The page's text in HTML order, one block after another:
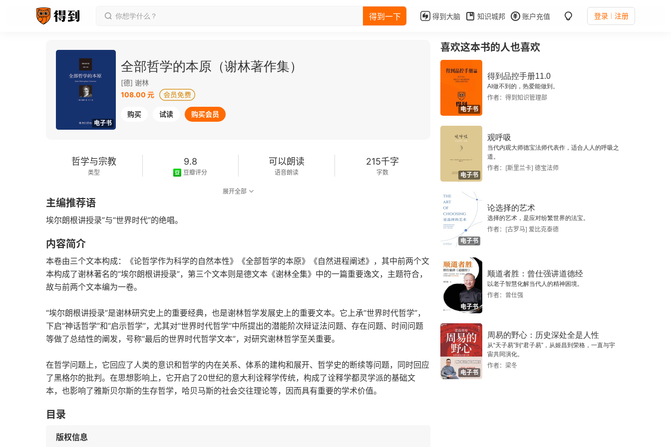
得到一下 得到大脑 知识城邦 账户充值 登录 注册
电子书
全部哲学的本原（谢林著作集）
[德] 谢林
108.00 元
购买 试读 购买会员
哲学与宗教
类型
9.8
豆瓣评分
可以朗读
语音朗读
215千字
字数
发行日期
展开全部
主编推荐语
埃尔朗根讲授录”与“世界时代”的绝唱。
内容简介
本卷由三个文本构成：《论哲学作为科学的自然本性》《全部哲学的本原》《自然进程阐述》，其中前两个文
本构成了谢林著名的“埃尔朗根讲授录”，第三个文本则是德文本《谢林全集》中的一篇重要逸文，主题符合，
故与前两个文本编为一卷。
“埃尔朗根讲授录”是谢林研究史上的重要经典，也是谢林哲学发展史上的重要文本。它上承“世界时代哲学”，
下启“神话哲学”和“启示哲学”，尤其对“世界时代哲学”中所提出的潜能阶次辩证法问题、存在问题、时间问题
等做了总结性的阐发，号称“最后的世界时代哲学文本”，对研究谢林哲学至关重要。
在哲学问题上，它回应了人类的意识和哲学的内在关系、体系的建构和展开、哲学史的断续等问题，同时回应
了黑格尔的批判。在思想影响上，它开启了20世纪的意大利诠释学传统，构成了诠释学都灵学派的基础文
本，也影响了雅斯贝尔斯的生存哲学，哈贝马斯的社会交往理论等，因而具有重要的学术价值。
目录
版权信息
喜欢这本书的人也喜欢
电子书
得到品控手册11.0
AI做不到的，热爱能做到。
作者：得到知识管理部
电子书
观呼吸
当代内观大师德宝法师代表作，适合人人的呼吸之
道。
作者：[斯里兰卡] 德宝法师
电子书
论选择的艺术
选择的艺术，是应对纷繁世界的法宝。
作者：[古罗马] 爱比克泰德
电子书
顺道者胜：曾仕强讲道德经
以老子智慧化解当代人的精神困境。
作者：曾仕强
电子书
周易的野心：历史深处全是人性
从“天子易”到“君子易”，从姬昌到荣格，一直与宇
宙共同演化。
作者：梁冬